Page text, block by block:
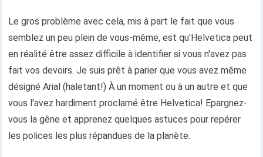
Le gros problème avec cela, mis à part le fait que vous
semblez un peu plein de vous-même, est qu'Helvetica peut
en réalité être assez difficile à identifier si vous n'avez pas
fait vos devoirs. Je suis prêt à parier que vous avez même
désigné Arial (haletant!) À un moment ou à un autre et que
vous l'avez hardiment proclamé être Helvetica! Epargnez-
vous la gêne et apprenez quelques astuces pour repérer
les polices les plus répandues de la planète.